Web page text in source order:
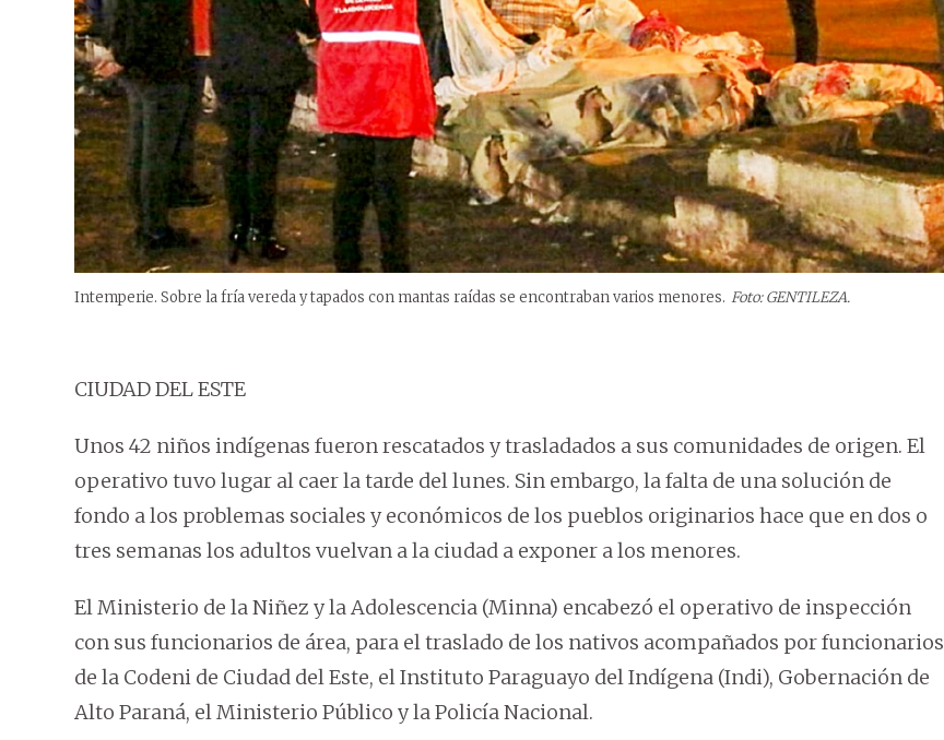
Intemperie. Sobre la fría vereda y tapados con mantas raídas se encontraban varios menores. Foto: GENTILEZA.
CIUDAD DEL ESTE
Unos 42 niños indígenas fueron rescatados y trasladados a sus comunidades de origen. El
operativo tuvo lugar al caer la tarde del lunes. Sin embargo, la falta de una solución de
fondo a los problemas sociales y económicos de los pueblos originarios hace que en dos o
tres semanas los adultos vuelvan a la ciudad a exponer a los menores.
El Ministerio de la Niñez y la Adolescencia (Minna) encabezó el operativo de inspección
con sus funcionarios de área, para el traslado de los nativos acompañados por funcionarios
de la Codeni de Ciudad del Este, el Instituto Paraguayo del Indígena (Indi), Gobernación de
Alto Paraná, el Ministerio Público y la Policía Nacional.